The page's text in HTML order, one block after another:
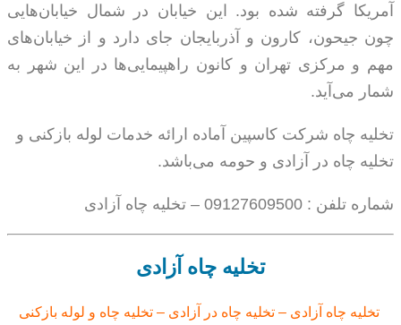
آمریکا گرفته شده بود. این خیابان در شمال خیابان‌هایی
چون جیحون، کارون و آذربایجان جای دارد و از خیابان‌های
مهم و مرکزی تهران و کانون راهپیمایی‌ها در این شهر به
شمار می‌آید.
تخلیه چاه شرکت کاسپین آماده ارائه خدمات لوله بازکنی و
تخلیه چاه در آزادی و حومه می‌باشد.
شماره تلفن : 09127609500 – تخلیه چاه آزادی
تخلیه چاه آزادی
تخلیه چاه آزادی – تخلیه چاه در آزادی –تخلیه چاه و لوله بازکنی